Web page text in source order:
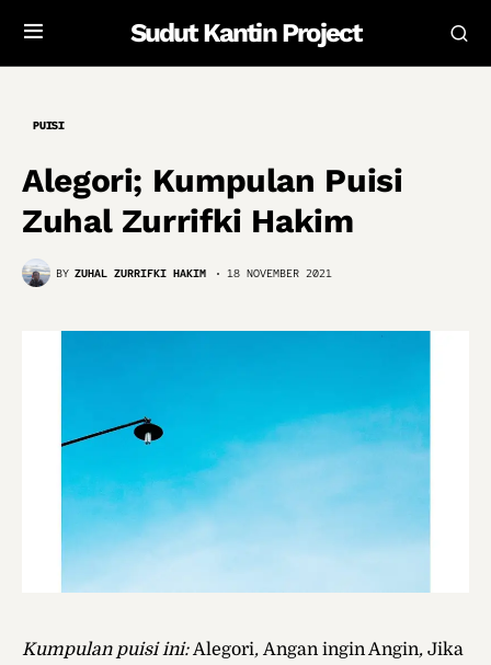
Sudut Kantin Project
PUISI
Alegori; Kumpulan Puisi
Zuhal Zurrifki Hakim
BY ZUHAL ZURRIFKI HAKIM 18 NOVEMBER 2021
Kumpulan puisi ini:Alegori, Angan ingin Angin, Jika